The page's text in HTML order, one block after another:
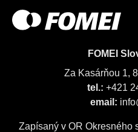
FOMEI
Za Kasárňou 1,
tel.: +421
email:
Zapísaný v OR Okresného